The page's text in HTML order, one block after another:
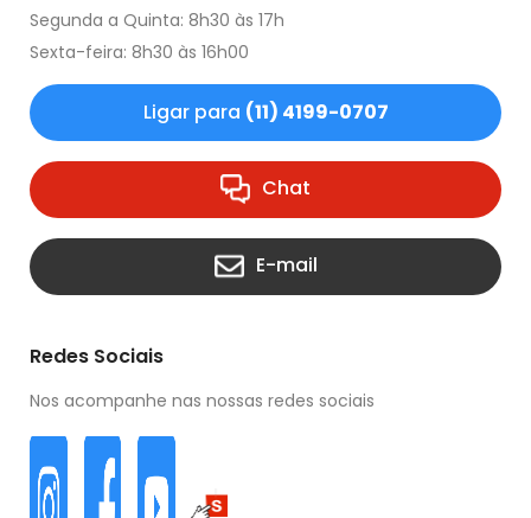
Segunda a Quinta: 8h30 às 17h
Sexta-feira: 8h30 às 16h00
Ligar para (11) 4199-0707
Chat
E-mail
Redes Sociais
Nos acompanhe nas nossas redes sociais